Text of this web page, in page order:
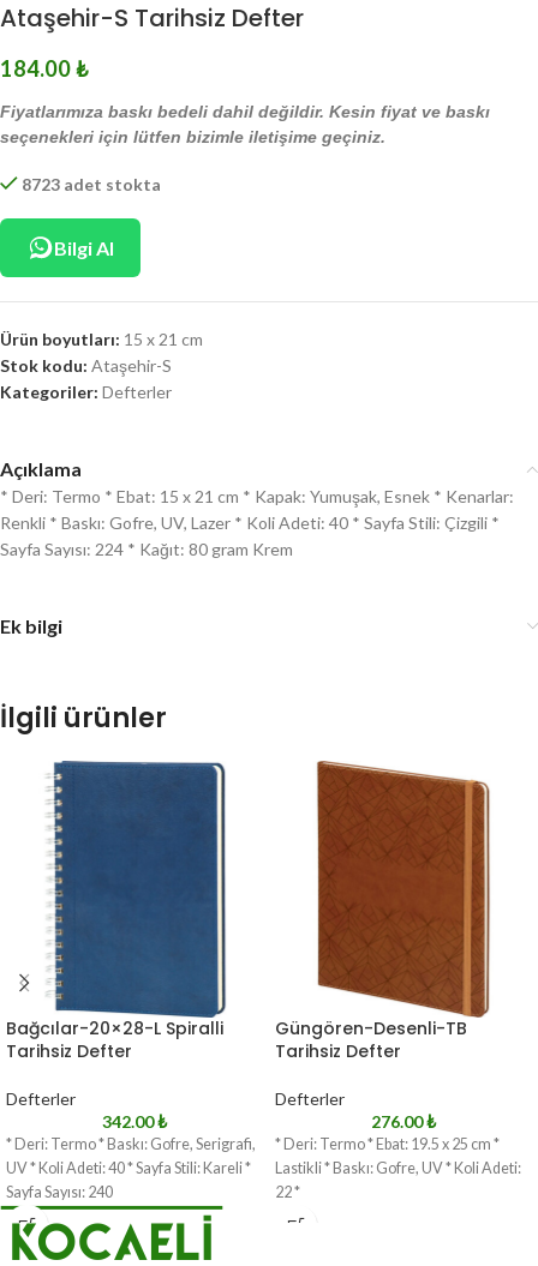
Ataşehir-S Tarihsiz Defter
184.00₺
Fiyatlarımıza baskı bedeli dahil değildir. Kesin fiyat ve baskı
seçenekleri için lütfen bizimle iletişime geçiniz.
8723 adet stokta
Bilgi Al
Ürün boyutları: 15 x 21 cm
Stok kodu: Ataşehir-S
Kategoriler: Defterler
Açıklama
* Deri: Termo * Ebat: 15 x 21 cm * Kapak: Yumuşak, Esnek * Kenarlar:
Renkli * Baskı: Gofre, UV, Lazer * Koli Adeti: 40 * Sayfa Stili: Çizgili *
Sayfa Sayısı: 224 * Kağıt: 80 gram Krem
Ek bilgi
İlgili ürünler
Bağcılar-20×28-L Spiralli
Tarihsiz Defter
Defterler
342.00₺
* Deri: Termo * Baskı: Gofre, Serigrafi,
UV * Koli Adeti: 40 * Sayfa Stili: Kareli *
Sayfa Sayısı: 240
Güngören-Desenli-TB
Tarihsiz Defter
Defterler
276.00₺
* Deri: Termo * Ebat: 19.5 x 25 cm *
Lastikli * Baskı: Gofre, UV * Koli Adeti:
22 *